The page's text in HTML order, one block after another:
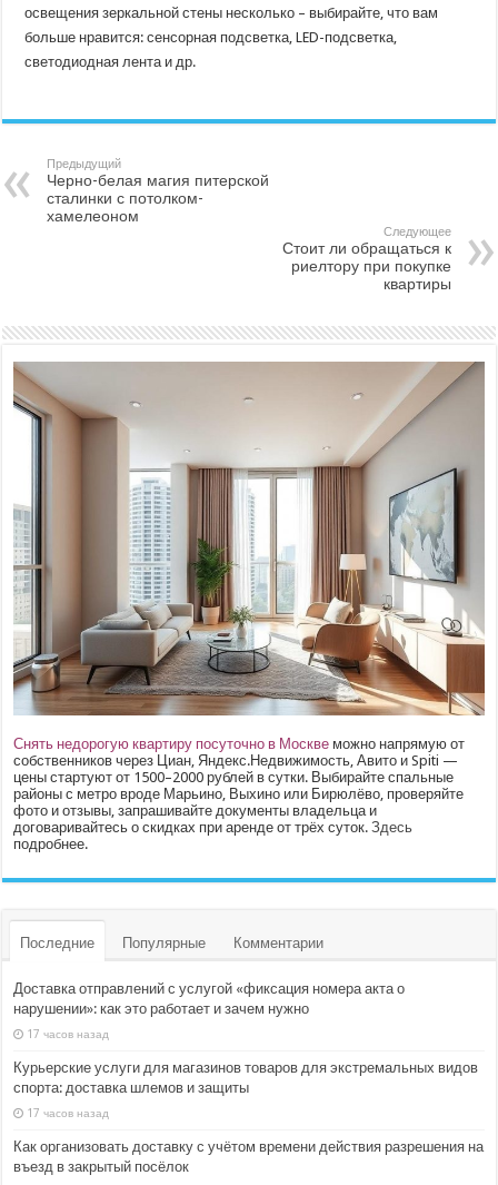
освещения зеркальной стены несколько – выбирайте, что вам
больше нравится: сенсорная подсветка, LED-подсветка,
светодиодная лента и др.
Предыдущий
Черно-белая магия питерской
сталинки с потолком-
хамелеоном
Следующее
Стоит ли обращаться к
риелтору при покупке
квартиры
Снять недорогую квартиру посуточно в Москве можно напрямую от
собственников через Циан, Яндекс.Недвижимость, Авито и Spiti —
цены стартуют от 1500–2000 рублей в сутки. Выбирайте спальные
районы с метро вроде Марьино, Выхино или Бирюлёво, проверяйте
фото и отзывы, запрашивайте документы владельца и
договаривайтесь о скидках при аренде от трёх суток.Здесь
подробнее.
Последние Популярные Комментарии
Доставка отправлений с услугой «фиксация номера акта о
нарушении»: как это работает и зачем нужно
17 часов назад
Курьерские услуги для магазинов товаров для экстремальных видов
спорта: доставка шлемов и защиты
17 часов назад
Как организовать доставку с учётом времени действия разрешения на
въезд в закрытый посёлок